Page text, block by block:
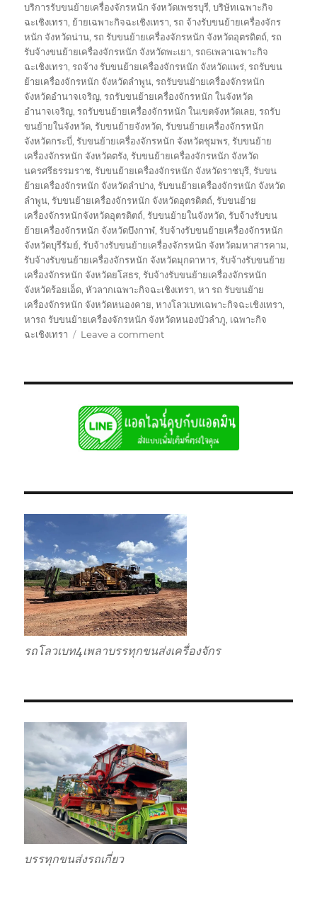
บริการรับขนย้ายเครื่องจักรหนัก จังหวัดเพชรบุรี,บริษัทเฉพาะกิจ
ฉะเชิงเทรา, ย้ายเฉพาะกิจฉะเชิงเทรา,รถ จ้างรับขนย้ายเครื่องจักร
หนัก จังหวัดน่าน,รถ รับขนย้ายเครื่องจักรหนัก จังหวัดอุตรดิตถ์,รถ
รับจ้างขนย้ายเครื่องจักรหนัก จังหวัดพะเยา,รถ6เพลาเฉพาะกิจ
ฉะเชิงเทรา,รถจ้าง รับขนย้ายเครื่องจักรหนัก จังหวัดแพร่,รถรับขน
ย้ายเครื่องจักรหนัก จังหวัดลำพูน,รถรับขนย้ายเครื่องจักรหนัก
จังหวัดอำนาจเจริญ,รถรับขนย้ายเครื่องจักรหนัก ในจังหวัด
อำนาจเจริญ,รถรับขนย้ายเครื่องจักรหนัก ในเขตจังหวัดเลย,รถรับ
ขนย้ายในจังหวัด,รับขนย้ายจังหวัด,รับขนย้ายเครื่องจักรหนัก
จังหวัดกระบี่,รับขนย้ายเครื่องจักรหนัก จังหวัดชุมพร,รับขนย้าย
เครื่องจักรหนัก จังหวัดตรัง,รับขนย้ายเครื่องจักรหนัก จังหวัด
นครศรีธรรมราช,รับขนย้ายเครื่องจักรหนัก จังหวัดราชบุรี,รับขน
ย้ายเครื่องจักรหนัก จังหวัดลำปาง,รับขนย้ายเครื่องจักรหนัก จังหวัด
ลำพูน,รับขนย้ายเครื่องจักรหนัก จังหวัดอุตรดิตถ์,รับขนย้าย
เครื่องจักรหนักจังหวัดอุตรดิตถ์,รับขนย้ายในจังหวัด,รับจ้างรับขน
ย้ายเครื่องจักรหนัก จังหวัดบึงกาฬ,รับจ้างรับขนย้ายเครื่องจักรหนัก
จังหวัดบุรีรัมย์,รับจ้างรับขนย้ายเครื่องจักรหนัก จังหวัดมหาสารคาม,
รับจ้างรับขนย้ายเครื่องจักรหนัก จังหวัดมุกดาหาร,รับจ้างรับขนย้าย
เครื่องจักรหนัก จังหวัดยโสธร,รับจ้างรับขนย้ายเครื่องจักรหนัก
จังหวัดร้อยเอ็ด,หัวลากเฉพาะกิจฉะเชิงเทรา,หา รถ รับขนย้าย
เครื่องจักรหนัก จังหวัดหนองคาย,หางโลวเบทเฉพาะกิจฉะเชิงเทรา,
หารถ รับขนย้ายเครื่องจักรหนัก จังหวัดหนองบัวลำภู, เฉพาะกิจ
ฉะเชิงเทรา
Leave a commenton
หัว
ลาก
หาง
โลวเบท
เตี้ย
รถโลวเบท4เพลาบรรทุกขนส่งเครื่องจักร
บรรทุกขนส่งรถเกี่ยว